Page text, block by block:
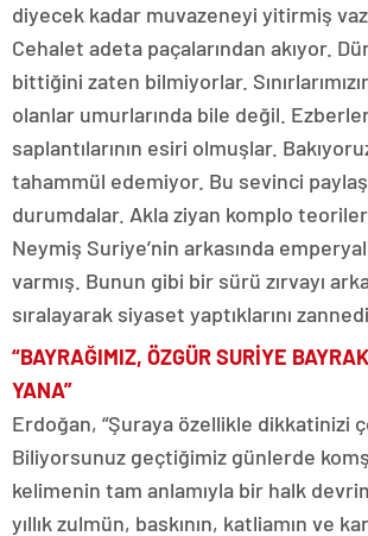
diyecek kadar muvazeneyi yitirmiş
Cehalet adeta paçalarından akıyor.
bittiğini zaten bilmiyorlar.
olanlar umurlarında bile değil.
saplantılarının esiri olmuşlar.
tahammül edemiyor. Bu sevinci
durumdalar. Akla ziyan komplo
Neymiş Suriye’nin arkasında
varmış. Bunun gibi bir sürü zırvayı
sıralayarak siyaset yaptıklarını
“BAYRAĞIMIZ, ÖZGÜR SURİYE
YANA”
Erdoğan, “Şuraya özellikle dikkatinizi
Biliyorsunuz geçtiğimiz günlerde
kelimenin tam anlamıyla bir halk
yıllık zulmün, baskının, katliamın ve